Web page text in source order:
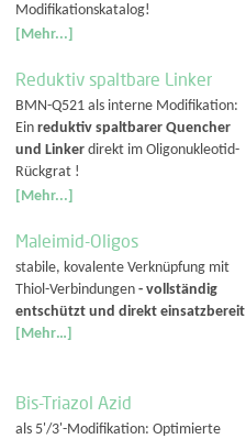
Modifikationskatalog!
[Mehr...]
Reduktiv spaltbare Linker
BMN-Q521 als interne Modifikation:
Ein reduktiv spaltbarer Quencher
und Linker direkt im Oligonukleotid-
Rückgrat !
[Mehr...]
Maleimid-Oligos
stabile, kovalente Verknüpfung mit
Thiol-Verbindungen - vollständig
entschützt und direkt einsatzbereit
[Mehr…]
Bis-Triazol Azid
als 5'/3'-Modifikation: Optimierte